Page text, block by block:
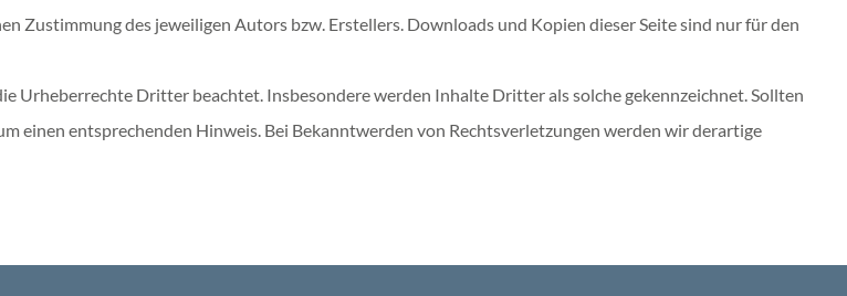
Zustimmung des jeweiligen Autors bzw. Erstellers. Downloads und Kopien dieser Seite sind nur für den
Urheberrechte Dritter beachtet. Insbesondere werden Inhalte Dritter als solche gekennzeichnet. Sollten
einen entsprechenden Hinweis. Bei Bekanntwerden von Rechtsverletzungen werden wir derartige